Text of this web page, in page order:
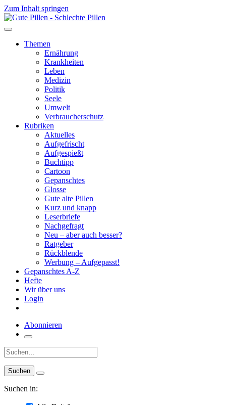
Zum Inhalt springen
Themen
Ernährung
Krankheiten
Leben
Medizin
Politik
Seele
Umwelt
Verbraucherschutz
Rubriken
Aktuelles
Aufgefrischt
Aufgespießt
Buchtipp
Cartoon
Gepanschtes
Glosse
Gute alte Pillen
Kurz und knapp
Leserbriefe
Nachgefragt
Neu – aber auch besser?
Ratgeber
Rückblende
Werbung – Aufgepasst!
Gepanschtes A-Z
Hefte
Wir über uns
Login
Abonnieren
Suche:
Suchen in: